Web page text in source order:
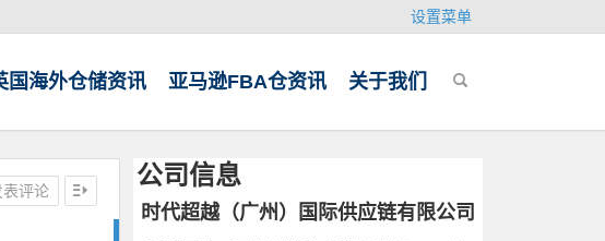
设置菜单
国海外仓储资讯 亚马逊FBA仓资讯 关于我们
表评论
公司信息
时代超越（广州）国际供应链有限公司